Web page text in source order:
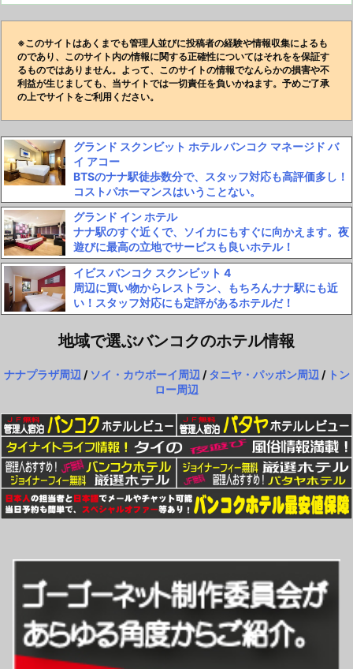
※このサイトはあくまでも管理人並びに投稿者の経験や情報収集によるも
のであり、このサイト内の情報に関する正確性についてはそれをを保証す
るものではありません。よって、このサイトの情報でなんらかの損害や不
利益が生じましても、当サイトでは一切責任を負いかねます。予めご了承
の上でサイトをご利用ください。
グランド スクンビット ホテル バンコク マネージド バ
イ アコー
BTSのナナ駅徒歩数分で、スタッフ対応も高評価多し！
コストパホーマンスはいうことない。
グランド イン ホテル
ナナ駅のすぐ近くで、ソイカにもすぐに向かえます。夜
遊びに最高の立地でサービスも良いホテル！
イビス バンコク スクンビット 4
周辺に買い物からレストラン、もちろんナナ駅にも近
い！スタッフ対応にも定評があるホテルだ！
地域で選ぶバンコクのホテル情報
ナナプラザ周辺 / ソイ・カウボーイ周辺 /タニヤ・パッポン周辺 / トン
ロー周辺